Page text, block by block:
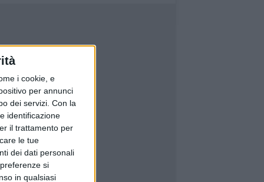
i cookie, e
per annunci
dei servizi. Con la
identificazione
il trattamento per
le tue
dei dati personali
si
in qualsiasi